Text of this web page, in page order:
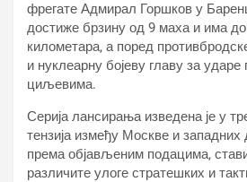
фрегате Адмирал Горшков у
достиже брзину од 9 маха и има
километара, а поред
и нуклеарну бојеву главу за
циљевима.
Серија лансирања изведена је у
тензија између Москве и
према објављеним подацима,
различите улоге стратешких и